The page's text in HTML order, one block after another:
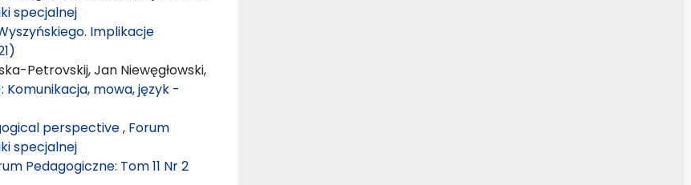
specjalnej
Implikacje
Petrovskij, Jan Niewęgłowski,
Komunikacja, mowa, język -
perspective, Forum
specjalnej
Pedagogiczne: Tom 11 Nr 2